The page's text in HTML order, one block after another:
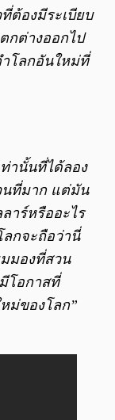
ต้องมีระเบียบ
กต่างออกไป
โลกอันใหม่ที่
านั้นที่ได้ลอง
ที่มาก แต่มัน
าร์หรืออะไร
กจะถือว่านี่
มองที่สวน
โอกาสที่
ม่ของโลก”